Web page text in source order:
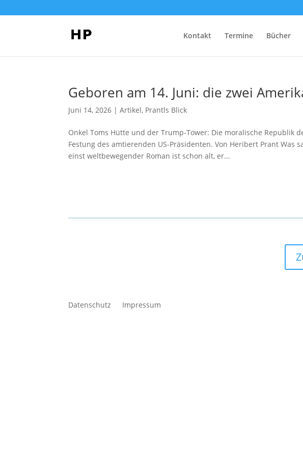
Kontakt Termine Bücher
Geboren am 14. Juni: die zwei
Juni 14, 2026 |Artikel, Prantls Blick
Onkel Toms Hütte und der Trump-Tower: Die moralische Republik
Festung des amtierenden US-Präsidenten. Von Heribert Prant Was
einst weltbewegender Roman ist schon alt, er...
Datenschutz Impressum